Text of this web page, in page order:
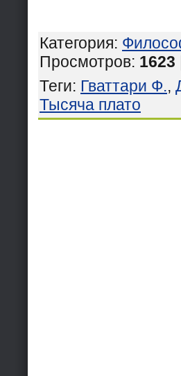
Категория:
Просмотров: 1623
Теги: Гваттари Ф.,
Тысяча плато